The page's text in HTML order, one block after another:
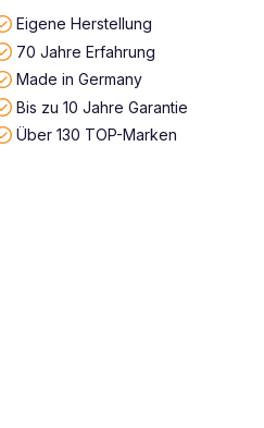
Eigene Herstellung
70 Jahre Erfahrung
Made in Germany
Bis zu 10 Jahre Garantie
Über 130 TOP-Marken